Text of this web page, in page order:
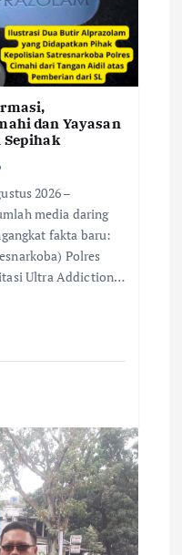
dan Yayasan
2026 –
media daring
fakta baru:
Polres
Ultra Addiction…